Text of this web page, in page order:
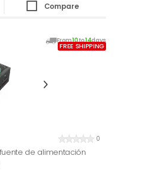
Compare
From10to14days
FREE SHIPPING
0
de alimentación